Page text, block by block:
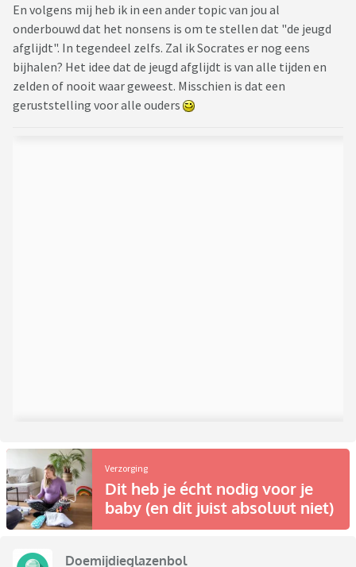
En volgens mij heb ik in een ander topic van jou al
onderbouwd dat het nonsens is om te stellen dat "de jeugd
afglijdt". In tegendeel zelfs. Zal ik Socrates er nog eens
bijhalen? Het idee dat de jeugd afglijdt is van alle tijden en
zelden of nooit waar geweest. Misschien is dat een
geruststelling voor alle ouders
Verzorging
Dit heb je écht nodig voor je
baby (en dit juist absoluut niet)
Doemijdieglazenbol